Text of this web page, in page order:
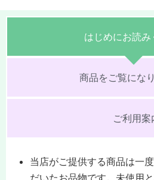
はじめにお読み
商品をご覧にな
ご利用案
当店がご提供する商品は一
だいたお品物です。未使用